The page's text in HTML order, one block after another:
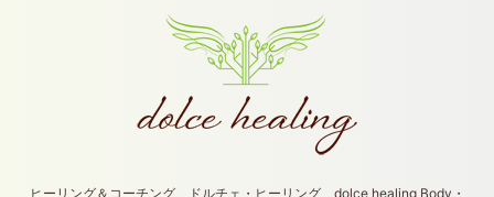
ヒーリング＆コーチング ドルチェ・ヒーリング dolce healing Body・